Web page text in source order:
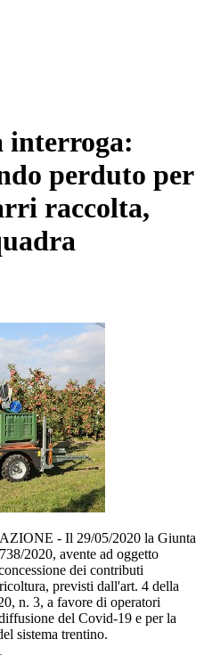
interroga:
perduto per
raccolta,
- Il 29/05/2020 la Giunta
2020, avente ad oggetto
dei contributi
previsti dall'art. 4 della
n. 3, a favore di operatori
del Covid-19 e per la
sistema trentino.